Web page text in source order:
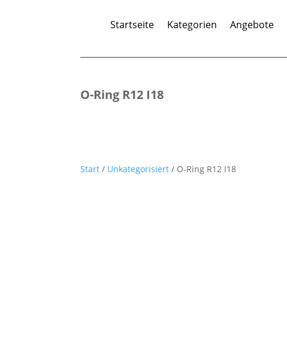
Startseite Kategorien Angebote
O-Ring R12 I18
Start / Unkategorisiert / O-Ring R12 I18